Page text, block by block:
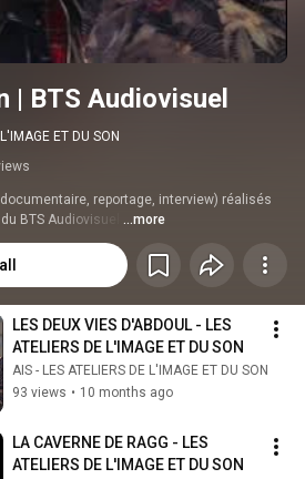
| BTS Audiovisuel
ET DU SON
reportage, interview) réalisés
BTS Audiovisuel. ...more
LES DEUX VIES D'ABDOUL - LES
ATELIERS DE L'IMAGE ET DU SON
AIS - LES ATELIERS DE L'IMAGE ET DU SON
93 views • 10 months ago
LA CAVERNE DE RAGG - LES
ATELIERS DE L'IMAGE ET DU SON